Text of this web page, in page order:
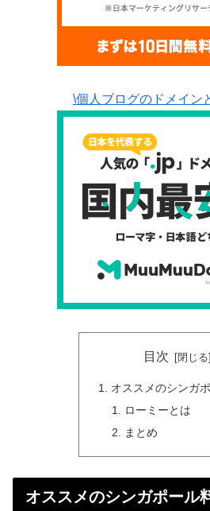
\個人ブログのドメイン
目次
オススメのシンガ
ローミーとは
まとめ
オススメのシンガポール